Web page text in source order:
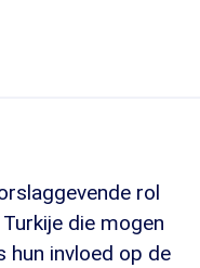
rol
die mogen
hun invloed op de